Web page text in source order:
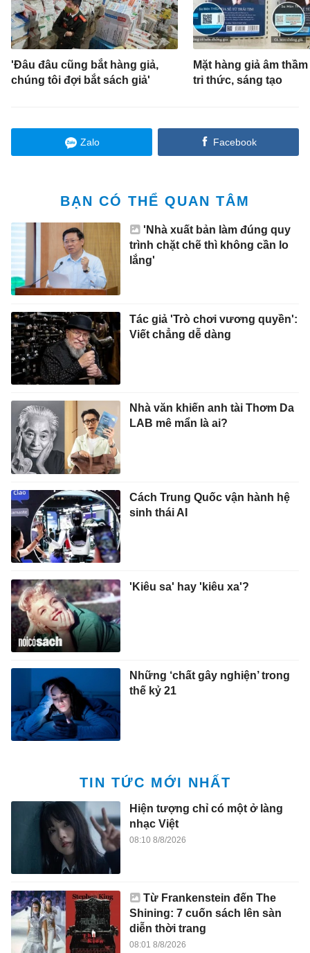
'Đâu đâu cũng bắt hàng giả,
chúng tôi đợi bắt sách giả'
Mặt hàng giả âm
tri thức, sáng tạo
Zalo Facebook
BẠN CÓ THỂ QUAN TÂM
'Nhà xuất bản làm đúng quy
trình chặt chẽ thì không cần lo
lắng'
Tác giả 'Trò chơi vương quyền':
Viết chẳng dễ dàng
Nhà văn khiến anh tài Thơm Da
LAB mê mẩn là ai?
Cách Trung Quốc vận hành hệ
sinh thái AI
'Kiêu sa' hay 'kiêu xa'?
Những ‘chất gây nghiện’ trong
thế kỷ 21
TIN TỨC MỚI NHẤT
Hiện tượng chỉ có một ở làng
nhạc Việt
08:10 8/8/2026
Từ Frankenstein đến The
Shining: 7 cuốn sách lên sàn
diễn thời trang
08:01 8/8/2026